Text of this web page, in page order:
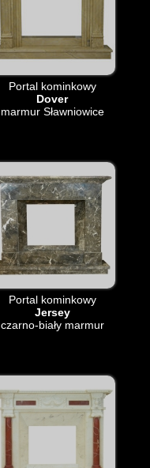
Portal kominkowy
Dover
marmur Sławniowice
Portal kominkowy
Jersey
czarno-biały marmur